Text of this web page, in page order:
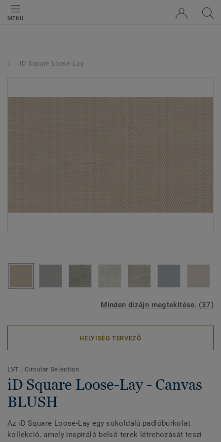
MENU
iD Square Loose-Lay
Minden dizájn megtekitése. (37)
HELYISÉG TERVEZŐ
LVT | Circular Selection
iD Square Loose-Lay - Canvas
BLUSH
Az iD Square Loose-Lay egy sokoldalú padlóburkolat
kollekció, amely inspiráló belső terek létrehozását teszi